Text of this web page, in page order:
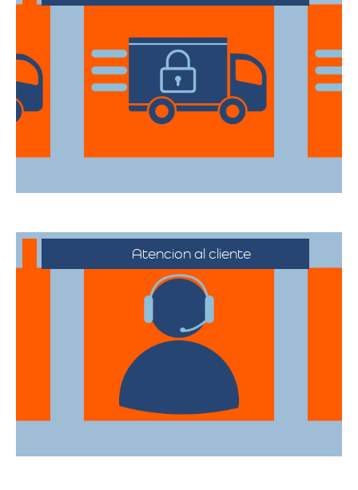
Los vehículos están equipados con
tecnología avanzada para asegurar que
cada artículo llegue en perfecto estado a
su destino.
Atencion al cliente
Desde el primer contacto hasta la
finalización de la mudanza, se ofrece un
servicio al cliente excepcional,
adaptándose a sus horarios y
necesidades específicas.